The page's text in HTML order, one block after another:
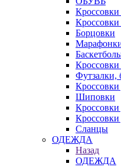
Борцовки
Кроссовки
Футзалки,
Кроссовки
Шиповки
Кроссовки
Кроссовки
Сланцы
ОДЕЖДА
Назад
ОДЕЖДА